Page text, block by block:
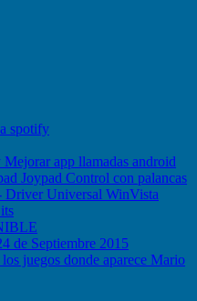
spotify
app llamadas android
Joypad Control con palancas
Driver Universal WinVista
de Septiembre 2015
juegos donde aparece Mario